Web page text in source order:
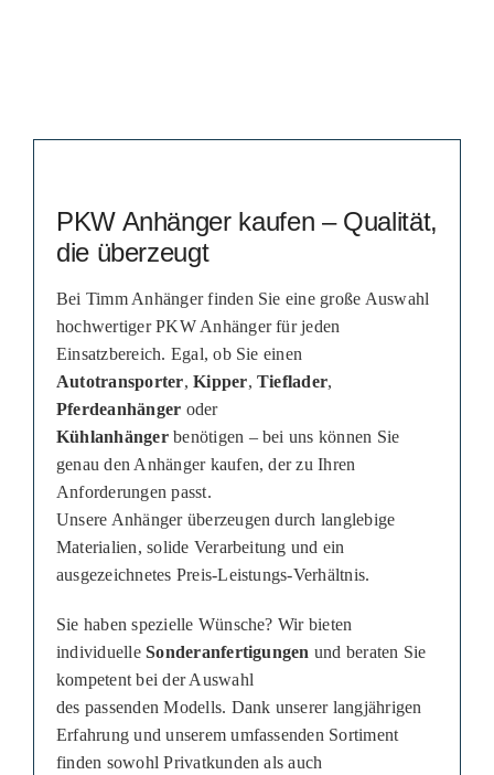
PKW Anhänger kaufen – Qualität,
die überzeugt
Bei Timm Anhänger finden Sie eine große Auswahl
hochwertiger PKW Anhänger für jeden
Einsatzbereich. Egal, ob Sie einen
Autotransporter,Kipper,Tieflader,
Pferdeanhänger oder
Kühlanhängerbenötigen – bei uns können Sie
genau den Anhänger kaufen, der zu Ihren
Anforderungen passt.
Unsere Anhänger überzeugen durch langlebige
Materialien, solide Verarbeitung und ein
ausgezeichnetes Preis-Leistungs-Verhältnis.
Sie haben spezielle Wünsche? Wir bieten
individuelleSonderanfertigungen und beraten Sie
kompetent bei der Auswahl
des passenden Modells. Dank unserer langjährigen
Erfahrung und unserem umfassenden Sortiment
finden sowohl Privatkunden als auch